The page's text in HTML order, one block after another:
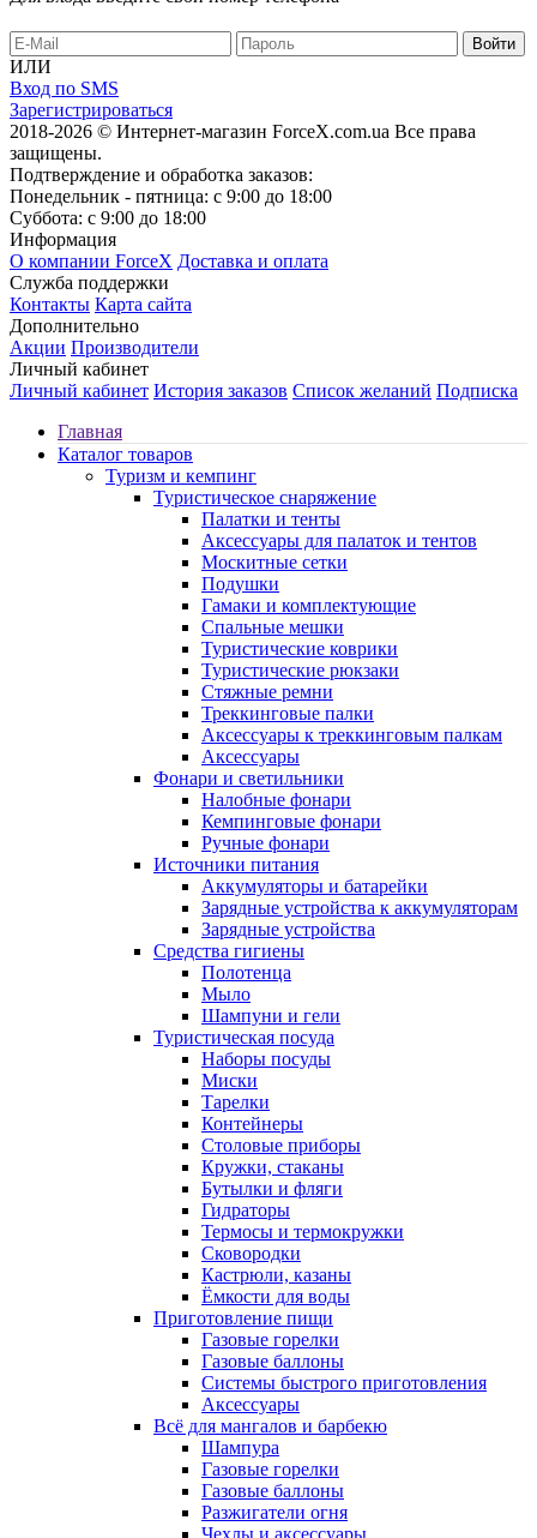
ИЛИ
Вход по SMS
Зарегистрироваться
2018-2026 © Интернет-магазин ForceX.com.ua Все права
защищены.
Подтверждение и обработка заказов:
Понедельник - пятница: с 9:00 до 18:00
Суббота: с 9:00 до 18:00
Информация
О компании ForceX Доставка и оплата
Служба поддержки
Контакты Карта сайта
Дополнительно
Акции Производители
Личный кабинет
Личный кабинет История заказов Список желаний Подписка
Главная
Каталог товаров
Туризм и кемпинг
Туристическое снаряжение
Палатки и тенты
Аксессуары для палаток и тентов
Москитные сетки
Подушки
Гамаки и комплектующие
Спальные мешки
Туристические коврики
Туристические рюкзаки
Стяжные ремни
Треккинговые палки
Аксессуары к треккинговым палкам
Аксессуары
Фонари и светильники
Налобные фонари
Кемпинговые фонари
Ручные фонари
Источники питания
Аккумуляторы и батарейки
Зарядные устройства к аккумуляторам
Зарядные устройства
Средства гигиены
Полотенца
Мыло
Шампуни и гели
Туристическая посуда
Наборы посуды
Миски
Тарелки
Контейнеры
Столовые приборы
Кружки, стаканы
Бутылки и фляги
Гидраторы
Термосы и термокружки
Сковородки
Кастрюли, казаны
Ёмкости для воды
Приготовление пищи
Газовые горелки
Газовые баллоны
Системы быстрого приготовления
Аксессуары
Всё для мангалов и барбекю
Шампура
Газовые горелки
Газовые баллоны
Разжигатели огня
Чехлы и аксессуары